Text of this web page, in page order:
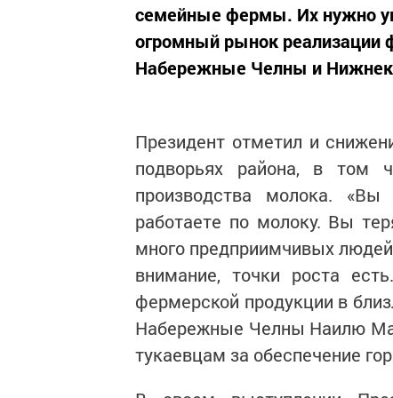
семейные фермы. Их нужно
огромный рынок реализации
Набережные Челны и
Президент отметил и
подворьях района, в том
производства молока.
работаете по молоку. Вы
много предприимчивых
внимание, точки роста
фермерской продукции в
Набережные Челны Наилю
тукаевцам за обеспечение